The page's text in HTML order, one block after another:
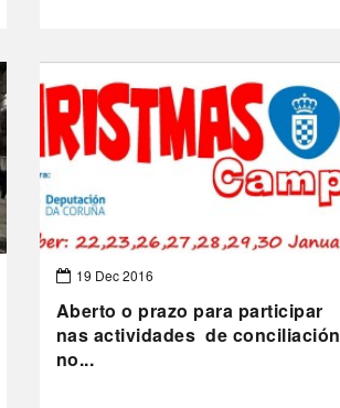
19 Dec 2016
Aberto o prazo para participar
nas actividades de conciliación
no...